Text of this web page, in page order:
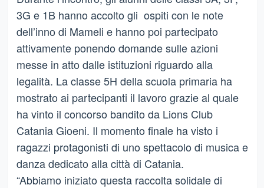
3G e 1B hanno accolto gli ospiti con le note
dell’inno di Mameli e hanno poi partecipato
attivamente ponendo domande sulle azioni
messe in atto dalle istituzioni riguardo alla
legalità. La classe 5H della scuola primaria ha
mostrato ai partecipanti il lavoro grazie al quale
ha vinto il concorso bandito da Lions Club
Catania Gioeni. Il momento finale ha visto i
ragazzi protagonisti di uno spettacolo di musica e
danza dedicato alla città di Catania.
“Abbiamo iniziato questa raccolta solidale di